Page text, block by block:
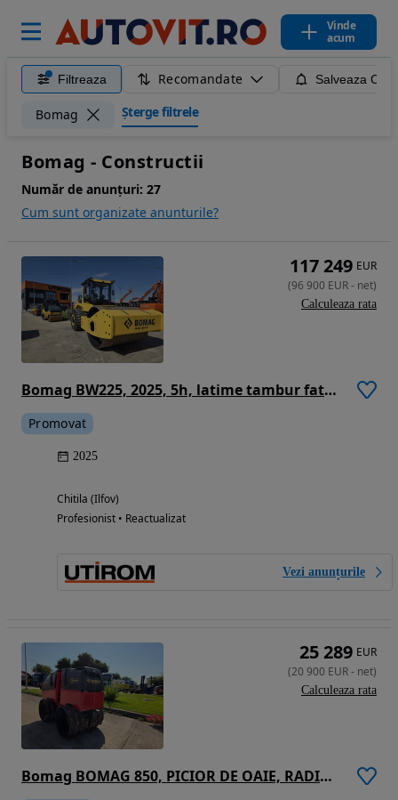
Vinde
acum
Filtreaza Recomandate Salveaza
Bomag Șterge filtrele
Bomag - Constructii
Număr de anunțuri: 27
Cum sunt organizate anunturile?
Bomag BW225, 2025, 5h, latime tambur fata 2,1m, 22,5 tone, CE, motor Deutz 150kW, lung totala 6,7m, inaltime 3m, posibilitate leasing 5 ani-PROMOTIE 96.900 EUR+Tva
Promovat
2025
Chitila (Ilfov)
Profesionist • Reactualizat
Vezi anunțurile
117 249 EUR
(96 900 EUR- net)
Calculeaza rata
Bomag BOMAG 850, PICIOR DE OAIE, RADIOCOMANDA, latime tambur 0,8m, Masa operationala 1,5t, lungime 2m, motor Kubota 20CP, posibilitate leasing 4 ani, CA NOU-PROMOTIE 20.900 EUR+tva
25 289 EUR
(20 900 EUR- net)
Calculeaza rata